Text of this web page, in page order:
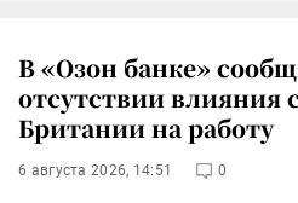
В «Озон банке»
отсутствии влияния
Британии на работу
6 августа 2026, 14:51 0